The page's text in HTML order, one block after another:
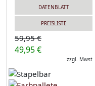
DATENBLATT
PREISLISTE
59,95 €
49,95 €
zzgl. Mwst